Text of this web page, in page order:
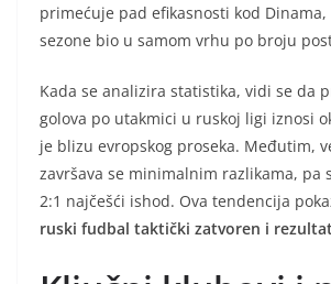
primećuje pad efikasnosti kod
sezone bio u samom vrhu po broju
Kada se analizira statistika, vidi se da
golova po utakmici u ruskoj ligi iznosi
je blizu evropskog proseka. Međutim,
završava se minimalnim razlikama, pa
2:1 najčešći ishod. Ova tendencija
ruski fudbal taktički zatvoren i